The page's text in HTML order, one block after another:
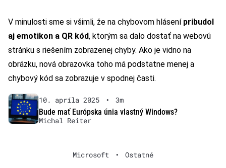
V minulosti sme si všimli, že na chybovom hlásení pribudol
aj emotikon a QR kód, ktorým sa dalo dostať na webovú
stránku s riešením zobrazenej chyby. Ako je vidno na
obrázku, nová obrazovka toho má podstatne menej a
chybový kód sa zobrazuje v spodnej časti.
10. apríla 2025 •
3m
Bude mať Európska únia vlastný Windows?
Michal Reiter
Microsoft • Ostatné